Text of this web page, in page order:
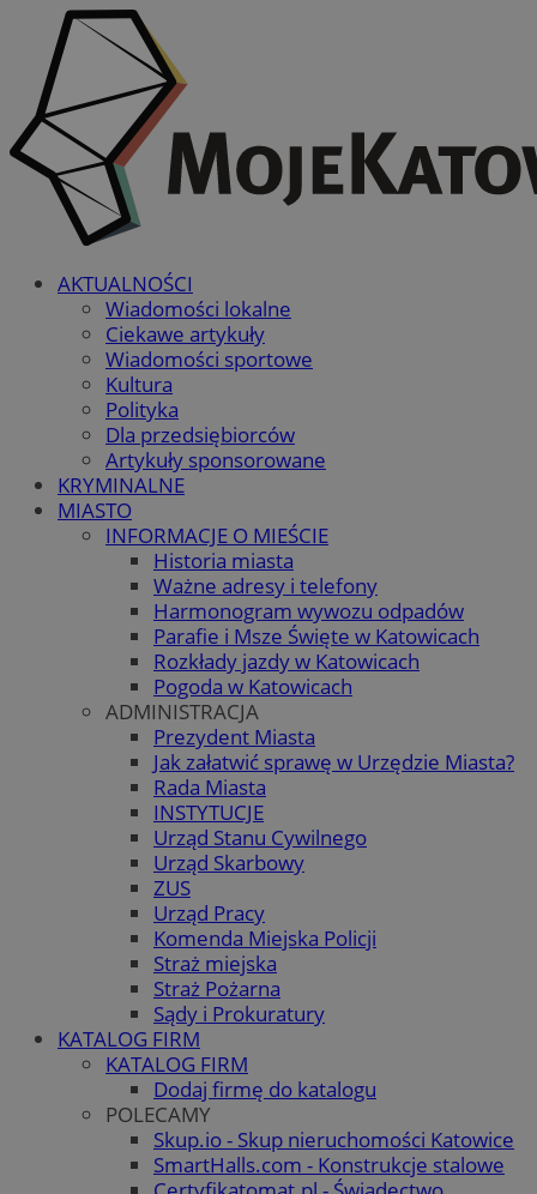
AKTUALNOŚCI
Wiadomości lokalne
Ciekawe artykuły
Wiadomości sportowe
Kultura
Polityka
Dla przedsiębiorców
Artykuły sponsorowane
KRYMINALNE
MIASTO
INFORMACJE O MIEŚCIE
Historia miasta
Ważne adresy i telefony
Harmonogram wywozu odpadów
Parafie i Msze Święte w Katowicach
Rozkłady jazdy w Katowicach
Pogoda w Katowicach
ADMINISTRACJA
Prezydent Miasta
Jak załatwić sprawę w Urzędzie Miasta?
Rada Miasta
INSTYTUCJE
Urząd Stanu Cywilnego
Urząd Skarbowy
ZUS
Urząd Pracy
Komenda Miejska Policji
Straż miejska
Straż Pożarna
Sądy i Prokuratury
KATALOG FIRM
KATALOG FIRM
Dodaj firmę do katalogu
POLECAMY
Skup.io - Skup nieruchomości Katowice
SmartHalls.com - Konstrukcje stalowe